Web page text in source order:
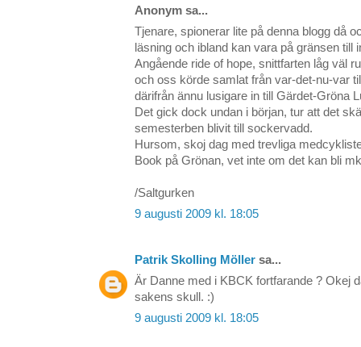
Anonym sa...
Tjenare, spionerar lite på denna blogg då
läsning och ibland kan vara på gränsen till
Angående ride of hope, snittfarten låg väl
och oss körde samlat från var-det-nu-var
därifrån ännu lusigare in till Gärdet-Gröna
Det gick dock undan i början, tur att det
semesterben blivit till sockervadd.
Hursom, skoj dag med trevliga
Book på Grönan, vet inte om det kan bli
/Saltgurken
9 augusti 2009 kl. 18:05
Patrik Skolling Möller sa...
Är Danne med i KBCK fortfarande ? Okej
sakens skull. :)
9 augusti 2009 kl. 18:05